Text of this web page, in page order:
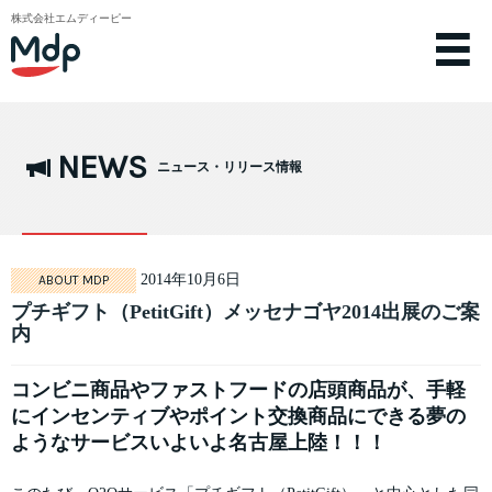
株式会社エムディーピー
NEWS ニュース・リリース情報
ABOUT MDP 2014年10月6日
プチギフト（PetitGift）メッセナゴヤ2014出展のご案
内
コンビニ商品やファストフードの店頭商品が、 手軽
にインセンティブやポイント交換商品にできる夢の
ようなサービスいよいよ名古屋上陸！！！